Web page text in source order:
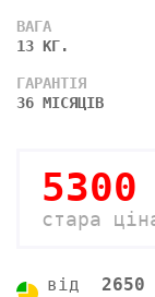
ВАГА
13 КГ.
ГАРАНТІЯ
36 МІСЯЦІВ
5300
стара
від 2650